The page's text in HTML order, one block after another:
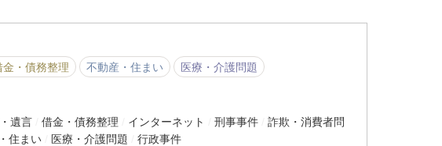
金・債務整理 不動産・住まい 医療・介護問題
遺言 借金・債務整理 インターネット 刑事事件
詐欺・消費者問
住まい 医療・介護問題 行政事件